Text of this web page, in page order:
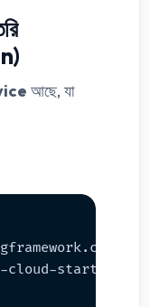
আছে, যা
cloud-starter-